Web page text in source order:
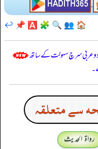
🏠
👥
🔍
🧩
🅰️
📌
↩️
عربی سرچ سہولت کے ساتھ
سے متعلقہ
رواۃ الحدیث